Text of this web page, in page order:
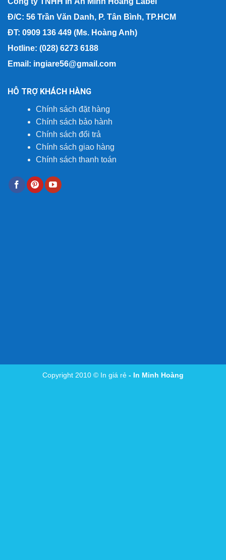
Đ/C: 56 Trần Văn Danh, P. Tân Bình, TP.HCM
ĐT: 0909 136 449 (Ms. Hoàng Anh)
Hotline: (028) 6273 6188
Email: ingiare56@gmail.com
HỖ TRỢ KHÁCH HÀNG
Chính sách đặt hàng
Chính sách bảo hành
Chính sách đổi trả
Chính sách giao hàng
Chính sách thanh toán
Copyright 2010 © In giá rẻ - In Minh Hoàng